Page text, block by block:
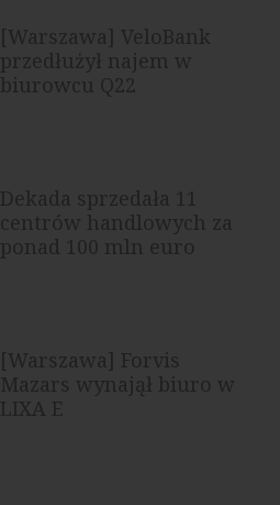
[Warszawa] VeloBank
przedłużył najem w
biurowcu Q22
Dekada sprzedała 11
centrów handlowych za
ponad 100 mln euro
[Warszawa] Forvis
Mazars wynajął biuro w
LIXA E